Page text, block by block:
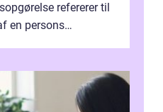
refererer til
en persons